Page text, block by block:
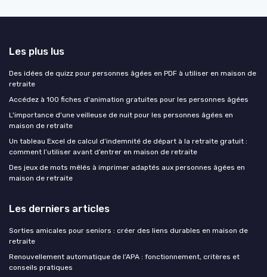
Les plus lus
Des idées de quizz pour personnes âgées en PDF à utiliser en maison de
retraite
Accédez à 100 fiches d'animation gratuites pour les personnes âgées
L'importance d'une veilleuse de nuit pour les personnes âgées en
maison de retraite
Un tableau Excel de calcul d’indemnité de départ à la retraite gratuit :
comment l’utiliser avant d’entrer en maison de retraite
Des jeux de mots mêlés à imprimer adaptés aux personnes âgées en
maison de retraite
Les derniers articles
Sorties amicales pour seniors : créer des liens durables en maison de
retraite
Renouvellement automatique de l’APA : fonctionnement, critères et
conseils pratiques